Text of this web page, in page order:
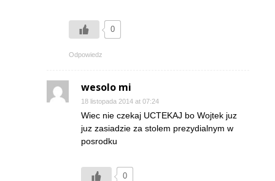
0
Odpowiedz
wesolo mi
18 listopada 2014 at 07:24
Wiec nie czekaj UCTEKAJ bo Wojtek juz
juz zasiadzie za stolem prezydialnym w
posrodku
0